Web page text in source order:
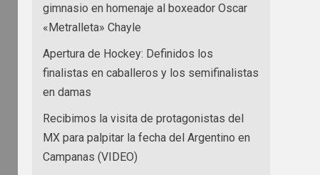
gimnasio en homenaje al boxeador Oscar
«Metralleta» Chayle
Apertura de Hockey: Definidos los
finalistas en caballeros y los semifinalistas
en damas
Recibimos la visita de protagonistas del
MX para palpitar la fecha del Argentino en
Campanas (VIDEO)